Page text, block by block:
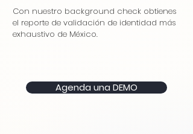
Con nuestro background check obtienes
el reporte de validación de identidad más
exhaustivo de México.
Agenda una DEMO